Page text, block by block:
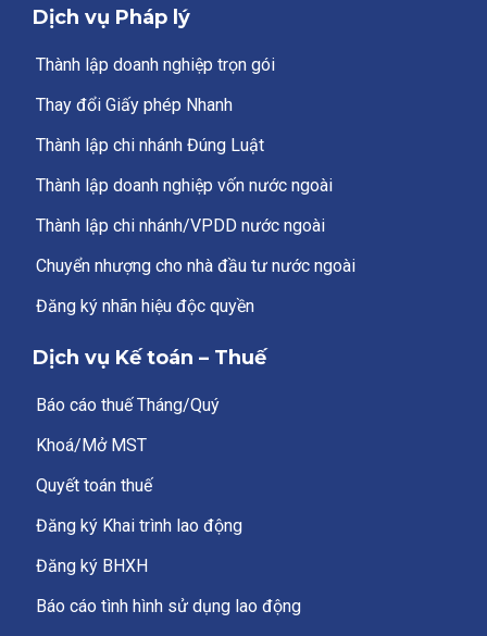
Dịch vụ Pháp lý
Thành lập doanh nghiệp trọn gói
Thay đổi Giấy phép Nhanh
Thành lập chi nhánh Đúng Luật
Thành lập doanh nghiệp vốn nước ngoài
Thành lập chi nhánh/VPDD nước ngoài
Chuyển nhượng cho nhà đầu tư nước ngoài
Đăng ký nhãn hiệu độc quyền
Dịch vụ Kế toán – Thuế
Báo cáo thuế Tháng/Quý
Khoá/Mở MST
Quyết toán thuế
Đăng ký Khai trình lao động
Đăng ký BHXH
Báo cáo tình hình sử dụng lao động